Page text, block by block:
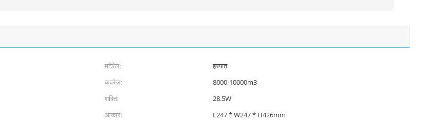
मटेरेल:
इस्पात
कवरेज:
8000-10000m3
शक्ति:
28.5W
आकार:
L247 * W247 * H426mm